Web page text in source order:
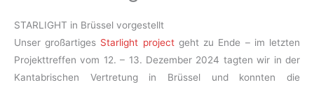
STARLIGHT in Brüssel vorgestellt
Unser großartiges Starlight projectgeht zu Ende – im letzten
Projekttreffen vom 12. – 13. Dezember 2024 tagten wir in der
Kantabrischen Vertretung in Brüssel und konnten die